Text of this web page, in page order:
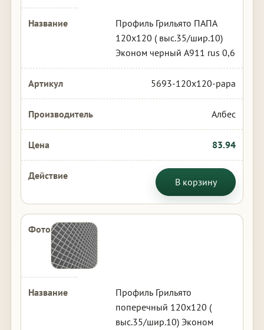
Профиль Грильято ПАПА
120х120 ( выс.35/шир.10)
Эконом черный А911 rus 0,6
5693-120x120-papa
Албес
83.94
В корзину
Профиль Грильято
поперечный 120х120 (
выс.35/шир.10) Эконом